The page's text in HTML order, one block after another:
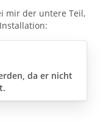
mir der untere Teil,
da er nicht